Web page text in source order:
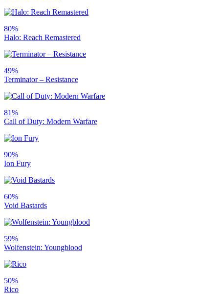
80%
Halo: Reach Remastered
49%
Terminator – Resistance
81%
Call of Duty: Modern Warfare
90%
Ion Fury
60%
Void Bastards
59%
Wolfenstein: Youngblood
50%
Rico